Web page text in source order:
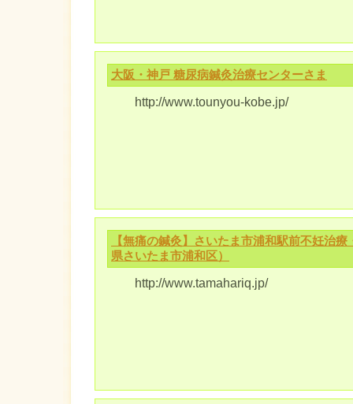
大阪・神戸 糖尿病鍼灸治療センターさま
http://www.tounyou-kobe.jp/
【無痛の鍼灸】さいたま市浦和駅前不妊治
県さいたま市浦和区）
http://www.tamahariq.jp/